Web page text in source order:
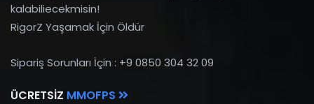
kalabiliecekmisin!
RigorZ Yaşamak İçin Öldür
Sipariş Sorunları İçin : +9 0850 304 32 09
ÜCRETSIZ MMOFPS